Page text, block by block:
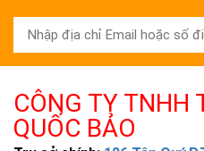
CÔNG TY TNHH
QUỐC BẢO